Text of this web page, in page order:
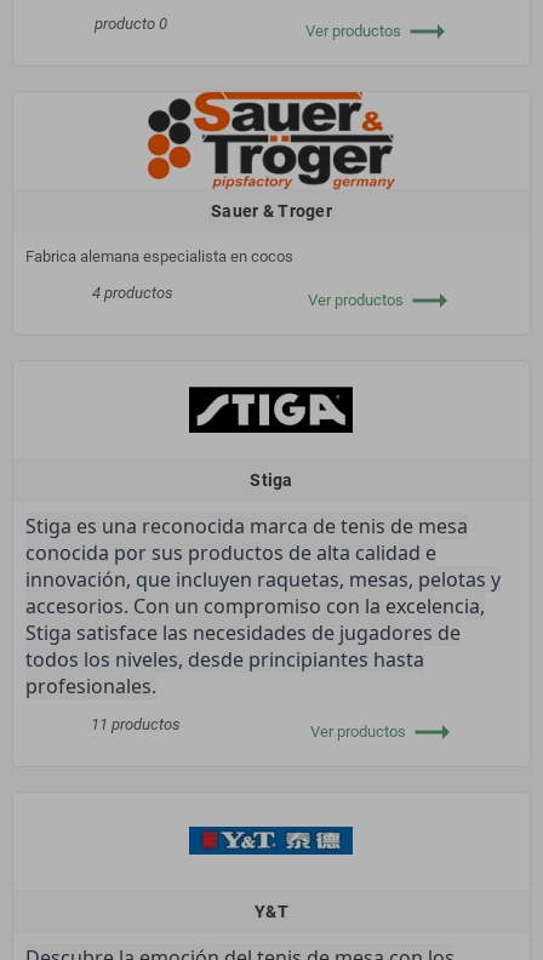
producto 0 Ver productos trending_flat
Sauer & Troger
Fabrica alemana especialista en cocos
4 productos
Ver productos trending_flat
Stiga
Stiga es una reconocida marca de tenis de mesa
conocida por sus productos de alta calidad e
innovación, que incluyen raquetas, mesas, pelotas y
accesorios. Con un compromiso con la excelencia,
Stiga satisface las necesidades de jugadores de
todos los niveles, desde principiantes hasta
profesionales.
11 productos Ver productos trending_flat
Y&T